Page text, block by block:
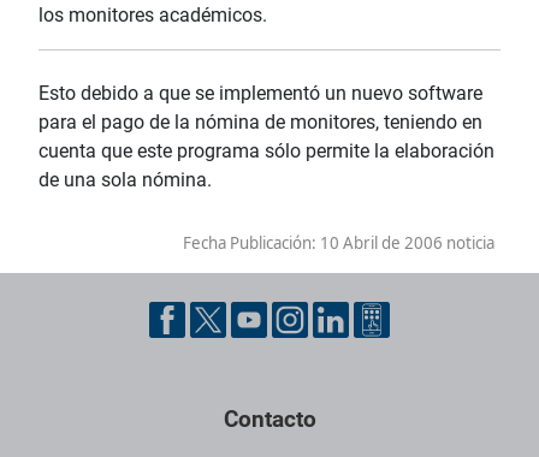
los monitores académicos.
Esto debido a que se implementó un nuevo software
para el pago de la nómina de monitores, teniendo en
cuenta que este programa sólo permite la elaboración
de una sola nómina.
Fecha Publicación: 10 Abril de 2006 noticia
Contacto